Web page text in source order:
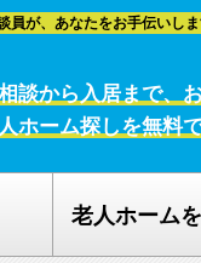
員が、あなたをお手伝いしま
談から入居まで、
ホーム探しを無料
老人ホーム